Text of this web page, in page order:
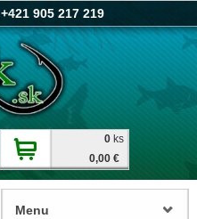
+421 905 217 219
0 ks
0,00 €
Menu